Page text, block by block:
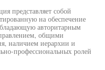
представляет собой
на обеспечение
авторитарным
общими
наличием иерархии и
профессиональных ролей